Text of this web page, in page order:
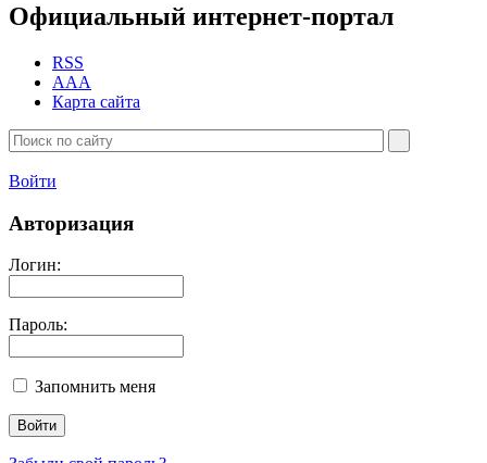
Официальный интернет-портал
RSS
AAA
Карта сайта
Войти
Авторизация
Логин:
Пароль:
Запомнить меня